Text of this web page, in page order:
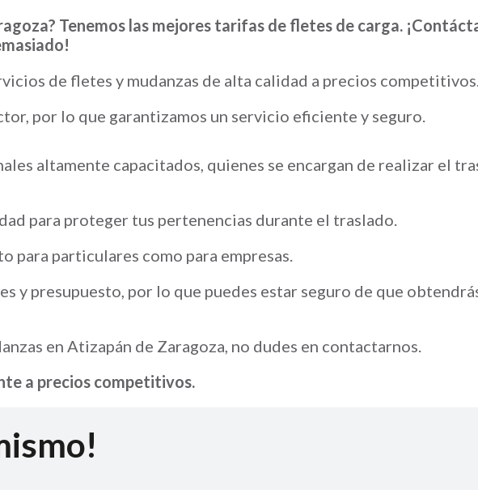
Tenemos las mejores tarifas de fletes de carga.
de fletes y mudanzas de alta calidad a precios
por lo que garantizamos un servicio eficiente y seguro.
altamente capacitados, quienes se encargan de realizar el
para proteger tus pertenencias durante el traslado.
para particulares como para empresas.
y presupuesto, por lo que puedes estar seguro de que
en Atizapán de Zaragoza, no dudes en contactarnos.
a precios competitivos.